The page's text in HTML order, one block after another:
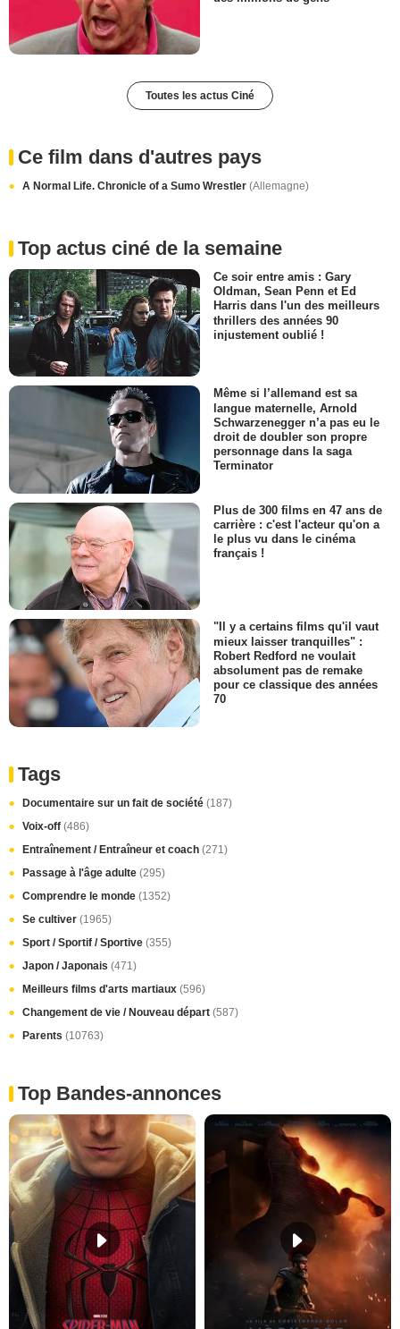
Toutes les actus Ciné
Ce film dans d'autres pays
A Normal Life. Chronicle of a Sumo Wrestler (Allemagne)
Top actus ciné de la semaine
Ce soir entre amis : Gary
Oldman, Sean Penn et Ed
Harris dans l'un des meilleurs
thrillers des années 90
injustement oublié !
Même si l’allemand est sa
langue maternelle, Arnold
Schwarzenegger n’a pas eu le
droit de doubler son propre
personnage dans la saga
Terminator
Plus de 300 films en 47 ans de
carrière : c'est l'acteur qu'on a
le plus vu dans le cinéma
français !
"Il y a certains films qu'il vaut
mieux laisser tranquilles" :
Robert Redford ne voulait
absolument pas de remake
pour ce classique des années
70
Tags
Documentaire sur un fait de société (187)
Voix-off (486)
Entraînement / Entraîneur et coach (271)
Passage à l'âge adulte (295)
Comprendre le monde (1352)
Se cultiver (1965)
Sport / Sportif / Sportive (355)
Japon / Japonais (471)
Meilleurs films d'arts martiaux (596)
Changement de vie / Nouveau départ (587)
Parents (10763)
Top Bandes-annonces